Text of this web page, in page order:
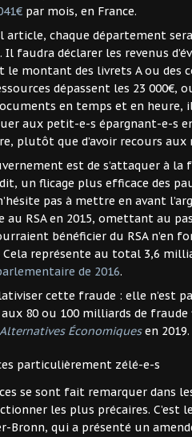
par mois, en France.
article, chaque département
faudra déclarer les revenus
le montant des livrets A ou des
dépassent les 23 000€,
en temps et en heure,
aux petit-e-s épargnant-e-s
plutôt que d’avoir recours aux
est de s’attaquer à
un flicage plus efficace des
pas à mettre en avant
au RSA en 2015, omettant au
bénéficier du RSA n’en
représente au total 3,6
de 2016.
cette fraude : elle n’est
80 ou 100 milliards de fraude
Alternatives Économiquesen 2019.
particulièrement zélé-e-s
se sont fait remarquer dans
les plus précaires. C’est
Bronn, qui a présenté un